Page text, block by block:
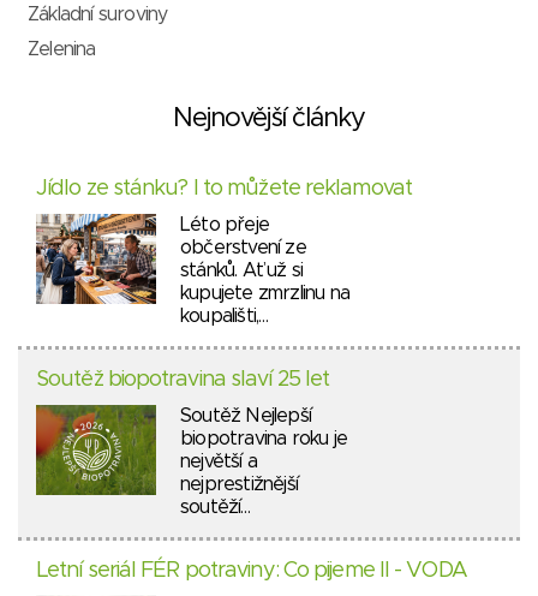
Základní suroviny
Zelenina
Nejnovější články
Jídlo ze stánku? I to můžete reklamovat
Léto přeje
občerstvení ze
stánků. Ať už si
kupujete zmrzlinu na
koupališti,…
Soutěž biopotravina slaví 25 let
Soutěž Nejlepší
biopotravina roku je
největší a
nejprestižnější
soutěží…
Letní seriál FÉR potraviny: Co pijeme II - VODA